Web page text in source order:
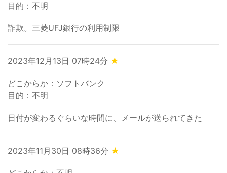
目的：不明
詐欺。三菱UFJ銀行の利用制限
2023年12月13日 07時24分 ★
どこからか：ソフトバンク
目的：不明
日付が変わるぐらいな時間に、メールが送られてきた
2023年11月30日 08時36分 ★